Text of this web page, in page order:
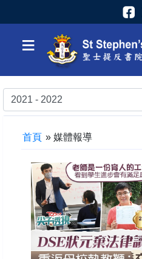
≡
首頁 » 媒體報導